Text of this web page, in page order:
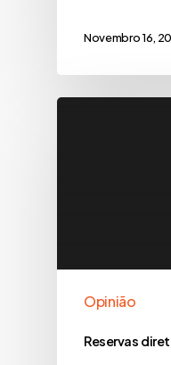
Novembro 16,
Opinião
Reservas